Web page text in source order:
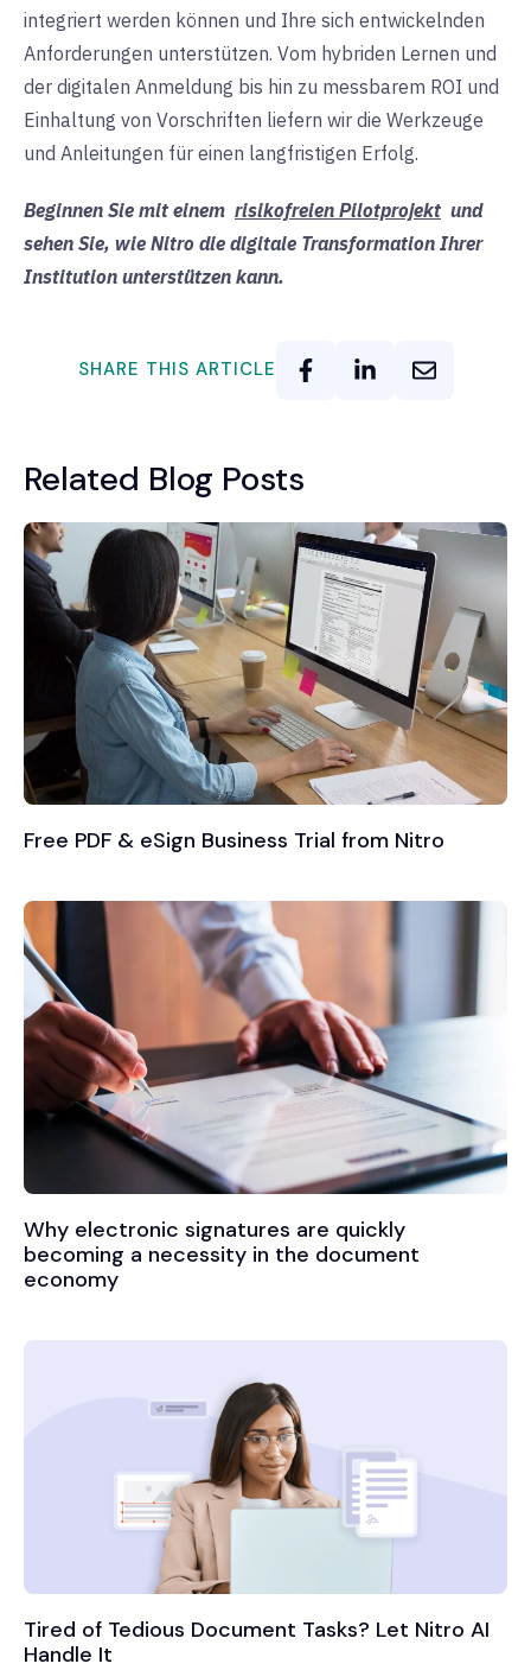
integriert werden können und Ihre sich entwickelnden
Anforderungen unterstützen. Vom hybriden Lernen und
der digitalen Anmeldung bis hin zu messbarem ROI und
Einhaltung von Vorschriften liefern wir die Werkzeuge
und Anleitungen für einen langfristigen Erfolg.
Beginnen Sie mit einem risikofreien Pilotprojekt und
sehen Sie, wie Nitro die digitale Transformation Ihrer
Institution unterstützen kann.
SHARE THIS ARTICLE
Related Blog Posts
Free PDF & eSign Business Trial from Nitro
Why electronic signatures are quickly
becoming a necessity in the document
economy
Tired of Tedious Document Tasks? Let Nitro AI
Handle It